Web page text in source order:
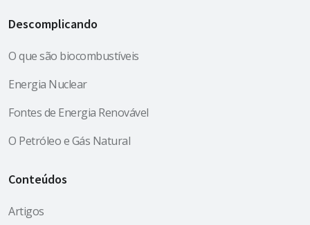
Descomplicando
O que são biocombustíveis
Energia Nuclear
Fontes de Energia Renovável
O Petróleo e Gás Natural
Conteúdos
Artigos